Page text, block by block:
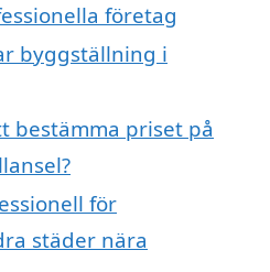
företag
byggställning i
bestämma priset på
för
städer nära